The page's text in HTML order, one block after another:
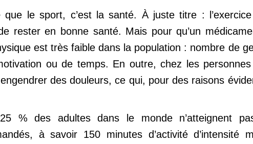
que le sport, c’est la santé. À juste titre :
rester en bonne santé. Mais pour qu’un
est très faible dans la population : nombre de
ou de temps. En outre, chez les
engendrer des douleurs, ce qui, pour des raisons
% des adultes dans le monde n’atteignent
à savoir 150 minutes d’activité d’intensité